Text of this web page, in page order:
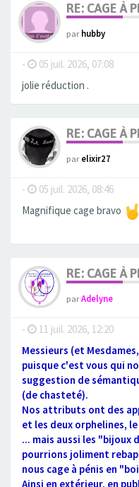
RE: CAGE À
parhubby
- 05 juil. 2026, 07:08
jolie réduction .
RE: CAGE À
parelixir27
- 05 juil. 2026, 08:46
Magnifique cage bravo
RE: CAGE À
parAdelyne
- 11 juil. 2026, 12:20
Messieurs (et
puisque c'est vous qui
suggestion de
(de chasteté).
Nos attributs ont des
et les deux orphelines,
... mais aussi les
pourrions joliment
nous cage à pénis en
Ainsi en extérieur, en